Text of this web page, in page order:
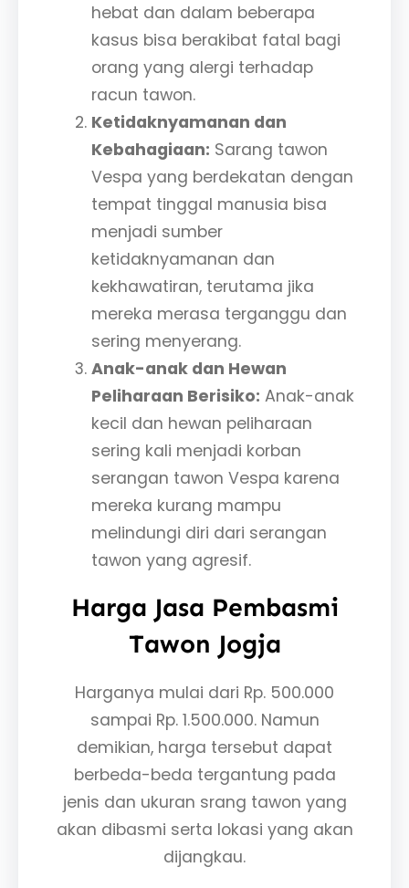
hebat dan dalam beberapa
kasus bisa berakibat fatal bagi
orang yang alergi terhadap
racun tawon.
Ketidaknyamanan dan
Kebahagiaan: Sarang tawon
Vespa yang berdekatan dengan
tempat tinggal manusia bisa
menjadi sumber
ketidaknyamanan dan
kekhawatiran, terutama jika
mereka merasa terganggu dan
sering menyerang.
Anak-anak dan Hewan
Peliharaan Berisiko: Anak-anak
kecil dan hewan peliharaan
sering kali menjadi korban
serangan tawon Vespa karena
mereka kurang mampu
melindungi diri dari serangan
tawon yang agresif.
Harga Jasa Pembasmi
Tawon Jogja
Harganya mulai dari Rp. 500.000
sampai Rp. 1.500.000. Namun
demikian, harga tersebut dapat
berbeda-beda tergantung pada
jenis dan ukuran srang tawon yang
akan dibasmi serta lokasi yang akan
dijangkau.